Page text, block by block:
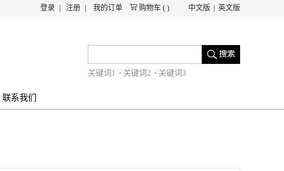
中文版 英文版
购物车 ( )
我的订单
登录 注册
关键词1 关键词2 关键词3
联系我们